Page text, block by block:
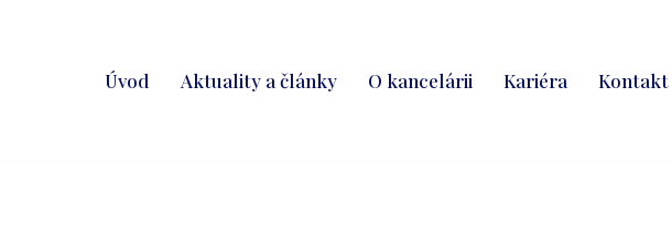
Úvod Aktuality a články O kancelárii Kariéra Kontakt